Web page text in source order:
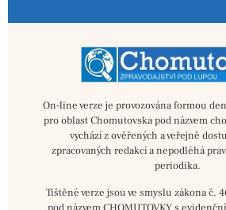
On-line verze je provozována formou
pro oblast Chomutovska pod názvem
vychází z ověřených a veřejně
zpracovaných redakcí a nepodléhá
periodika.
Tištěné verze jsou ve smyslu zákona č.
pod názvem CHOMUTOVKY s